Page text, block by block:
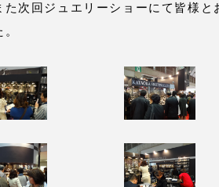
次回ジュエリーショーにて皆様と